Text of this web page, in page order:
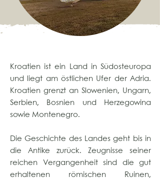
Kroatien ist ein Land in Südosteuropa
und liegt am östlichen Ufer der Adria.
Kroatien grenzt an Slowenien, Ungarn,
Serbien, Bosnien und Herzegowina
sowie Montenegro.
Die Geschichte des Landes geht bis in
die Antike zurück. Zeugnisse seiner
reichen Vergangenheit sind die gut
erhaltenen römischen Ruinen,